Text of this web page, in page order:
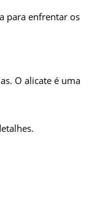
para enfrentar os
O alicate é uma